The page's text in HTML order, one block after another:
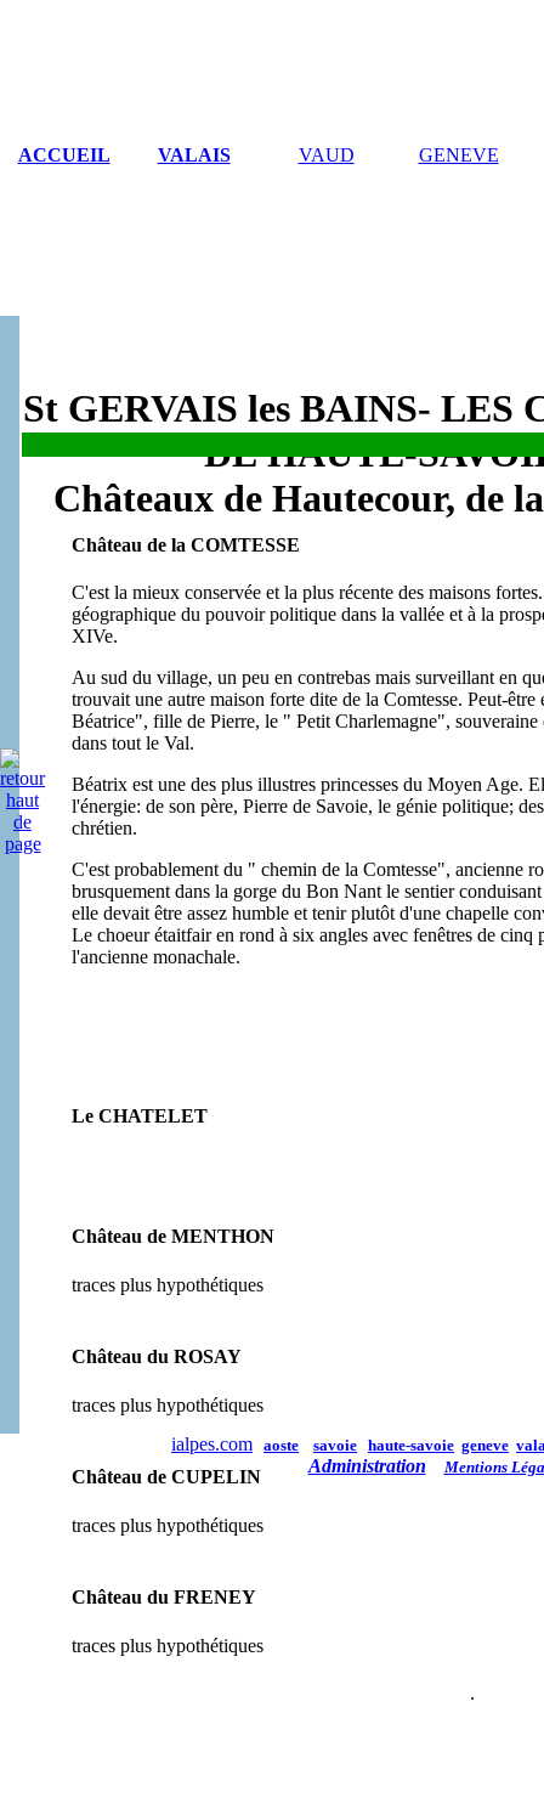
ialpes.com aoste savoie haute-savoie geneve
Administration Mentions
St GERVAIS les BAINS- LES
DE HAUTE-
Châteaux de Hautecour, de
ACCUEIL VALAIS VAUD GENEVE
Château de la COMTESSE
C'est la mieux conservée et la plus récente des maisons
géographique du pouvoir politique dans la vallée et à la
XIVe.
Au sud du village, un peu en contrebas mais surveillant en
trouvait une autre maison forte dite de la Comtesse. Peut-
Béatrice", fille de Pierre, le " Petit Charlemagne",
dans tout le Val.
Béatrix est une des plus illustres princesses du Moyen Age.
l'énergie: de son père, Pierre de Savoie, le génie politique;
chrétien.
C'est probablement du " chemin de la Comtesse", ancienne
brusquement dans la gorge du Bon Nant le sentier
elle devait être assez humble et tenir plutôt d'une chapelle
Le choeur étaitfair en rond à six angles avec fenêtres de cinq
l'ancienne monachale.
Le CHATELET
Château de MENTHON
traces plus hypothétiques
Château du ROSAY
traces plus hypothétiques
Château de CUPELIN
traces plus hypothétiques
Château du FRENEY
traces plus hypothétiques
.